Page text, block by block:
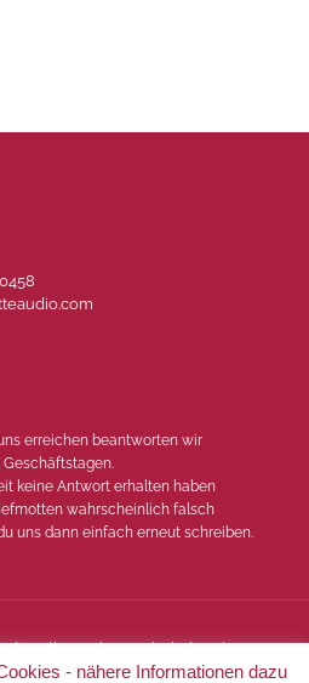
erreichen beantworten wir
Geschäftstagen.
keine Antwort erhalten haben
wahrscheinlich falsch
uns dann einfach erneut schreiben.
Alle Rechte vorbehalten |
|Datenschutz
- nähere Informationen dazu